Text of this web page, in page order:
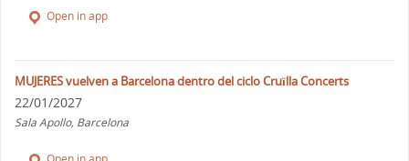
Open in app
MUJERES vuelven a Barcelona dentro del ciclo Cruïlla Concerts
22/01/2027
Sala Apollo, Barcelona